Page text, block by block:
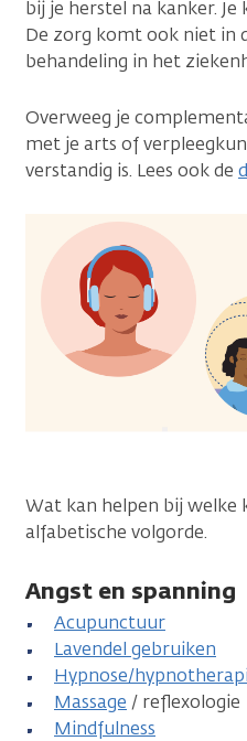
bij je herstel na kanker.
De zorg komt ook niet in
behandeling in het
Overweeg je
met je arts of
verstandig is. Lees ook de
Wat kan helpen bij welke
alfabetische volgorde.
Angst en spanning
Acupunctuur
Lavendel gebruiken
Hypnose/
Massage / reflexologie
Mindfulness